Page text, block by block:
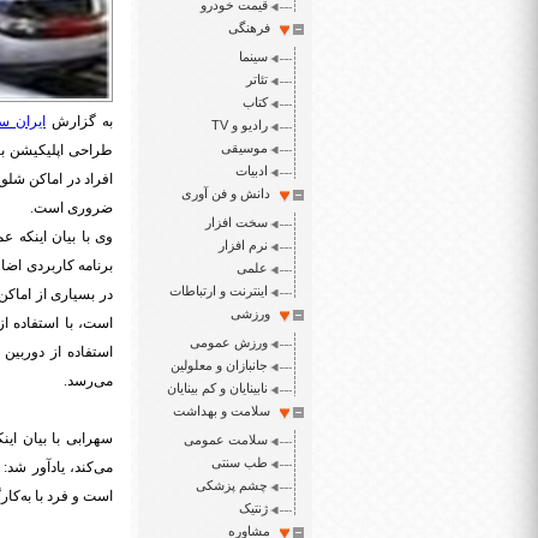
قیمت خودرو
فرهنگی
سینما
تئاتر
کتاب
رادیو و TV
موسیقی
ادبیات
دانش و فن آوری
سخت افزار
نرم افزار
علمی
اینترنت و ارتباطات
ورزشی
ورزش عمومی
جانبازان و معلولین
نابینایان و کم بینایان
سلامت و بهداشت
سلامت عمومی
طب سنتی
چشم پزشکی
ژنتیک
مشاوره
به گزارش ایران
طراحی اپلیکیشن
افراد در اماکن
ضروری است.
برنامه کاربردی
در بسیاری از
است، با استفاده
استفاده از
می‌رسد.
می‌کند، یادآور
است و فرد با